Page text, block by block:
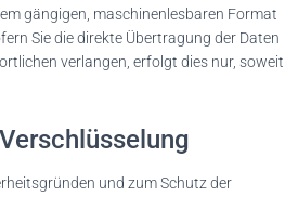
gängigen, maschinenlesbaren Format
Sie die direkte Übertragung der Daten
verlangen, erfolgt dies nur, soweit
und zum Schutz der